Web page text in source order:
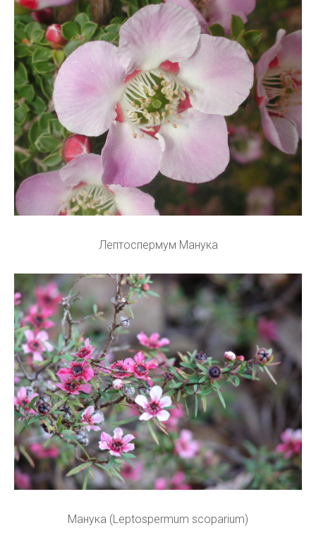
Лептоспермум Манука
Манука (Leptospermum scoparium)